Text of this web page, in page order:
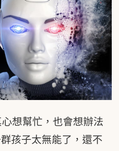
想幫忙，也會想辦法
孩子太無能了，還不